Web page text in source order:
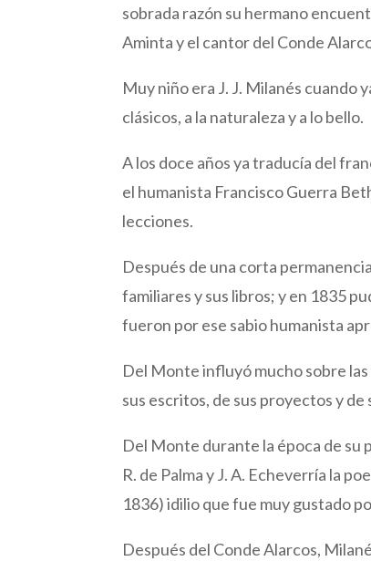
sobrada razón su hermano
Aminta y el cantor del Conde
Muy niño era J. J. Milanés cuando
clásicos, a la naturaleza y a lo bello.
A los doce años ya traducía del
el humanista Francisco Guerra
lecciones.
Después de una corta
familiares y sus libros; y en 1835
fueron por ese sabio humanista
Del Monte influyó mucho sobre
sus escritos, de sus proyectos y de
Del Monte durante la época de su
R. de Palma y J. A. Echeverría la
1836) idilio que fue muy gustado
Después del Conde Alarcos,